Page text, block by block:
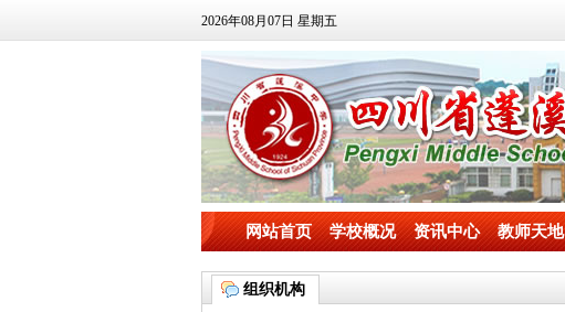
2026年08月07日 星期五
网站首页 学校概况 资讯中心 教师天地
组织机构